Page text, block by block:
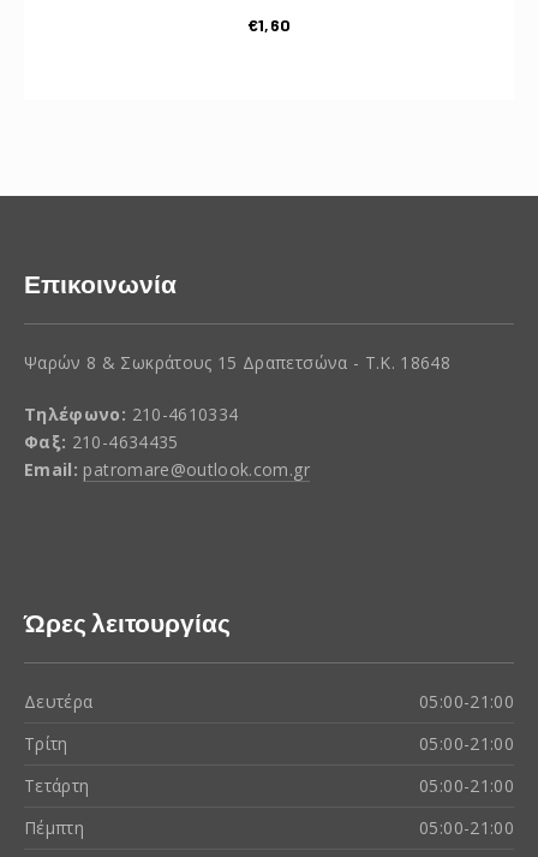
€1,60
Επικοινωνία
Ψαρών 8 & Σωκράτους 15 Δραπετσώνα - Τ.Κ. 18648
Τηλέφωνο: 210-4610334
Φαξ: 210-4634435
Email: patromare@outlook.com.gr
Ώρες λειτουργίας
Δευτέρα
05:00-21:00
Τρίτη
05:00-21:00
Τετάρτη
05:00-21:00
Πέμπτη
05:00-21:00